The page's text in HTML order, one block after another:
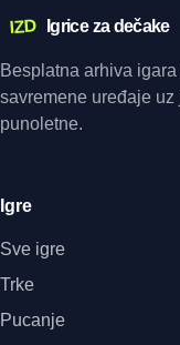
IZD Igrice za dečake
Besplatna arhiva
savremene uređaje
punoletne.
Igre
Sve igre
Trke
Pucanje